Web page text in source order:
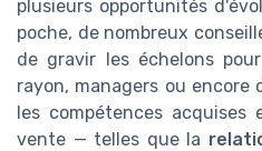
plusieurs opportunités
poche, de nombreux
de gravir les échelons
rayon, managers ou encore
les compétences
vente — telles que la